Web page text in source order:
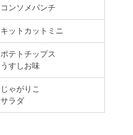
コンソメパンチ
キットカットミニ
ポテトチップス
うすしお味
じゃがりこ
サラダ